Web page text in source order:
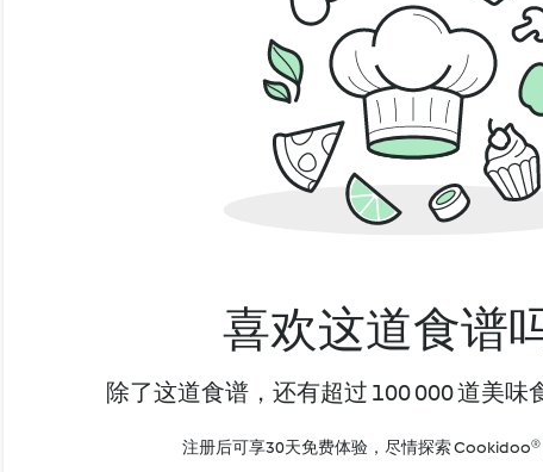
喜欢这道食谱
除了这道食谱，还有超过 100 000 道美味
注册后可享30天免费体验，尽情探索 Cookidoo®